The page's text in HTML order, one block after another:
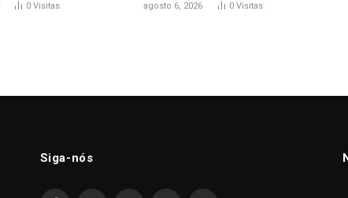
0 Visitas agosto 6, 2026 0 Visitas
Siga-nós